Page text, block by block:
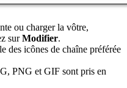
ou charger la vôtre,
surModifier.
des icônes de chaîne préférée
PNG et GIF sont pris en